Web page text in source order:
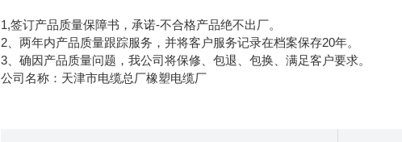
1,签订产品质量保障书，承诺-不合格产品绝不出厂。
2、两年内产品质量跟踪服务，并将客户服务记录在档案保存20年。
3、确因产品质量问题，我公司将保修、包退、包换、满足客户要求。
公司名称：天津市电缆总厂橡塑电缆厂